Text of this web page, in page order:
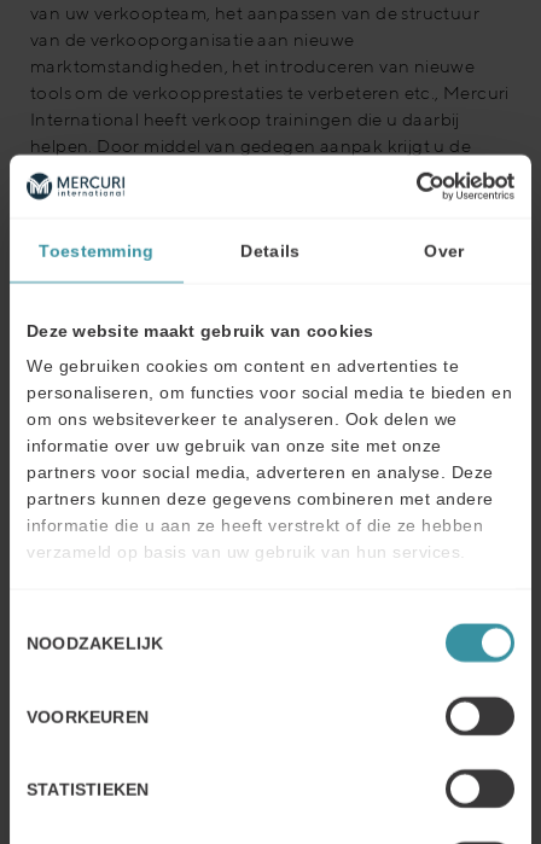
Toestemming Details Over
Deze website maakt gebruik van cookies
We gebruiken cookies om content en advertenties te
personaliseren, om functies voor social media te bieden en
om ons websiteverkeer te analyseren. Ook delen we
informatie over uw gebruik van onze site met onze
partners voor social media, adverteren en analyse. Deze
partners kunnen deze gegevens combineren met andere
informatie die u aan ze heeft verstrekt of die ze hebben
verzameld op basis van uw gebruik van hun services.
NOODZAKELIJK
VOORKEUREN
STATISTIEKEN
van uw verkoopteam, het aanpassen van de structuur
van de verkooporganisatie aan nieuwe
marktomstandigheden, het introduceren van nieuwe
tools om de verkoopprestaties te verbeteren etc., Mercuri
International heeft verkoop trainingen die u daarbij
helpen. Door middel van gedegen aanpak krijgt u de
kennis en de verkoop tools die u nodig heeft om uw
verkoopresultaten te verbeteren.
Wie kunnen wij helpen?
verkoop te maken heeft.
Buitendienst (account- en sales managers)
Binnendienst (zowel front-office als back-office)
Klantenservice
Sales Managers van hoger management tot middel
management
Key Account Managers